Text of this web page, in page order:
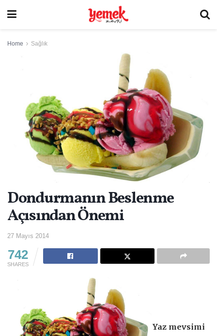
Home Sağlık
Dondurmanın Beslenme
Açısından Önemi
27 Mayıs 2014
742
SHARES
Yaz mevsimi